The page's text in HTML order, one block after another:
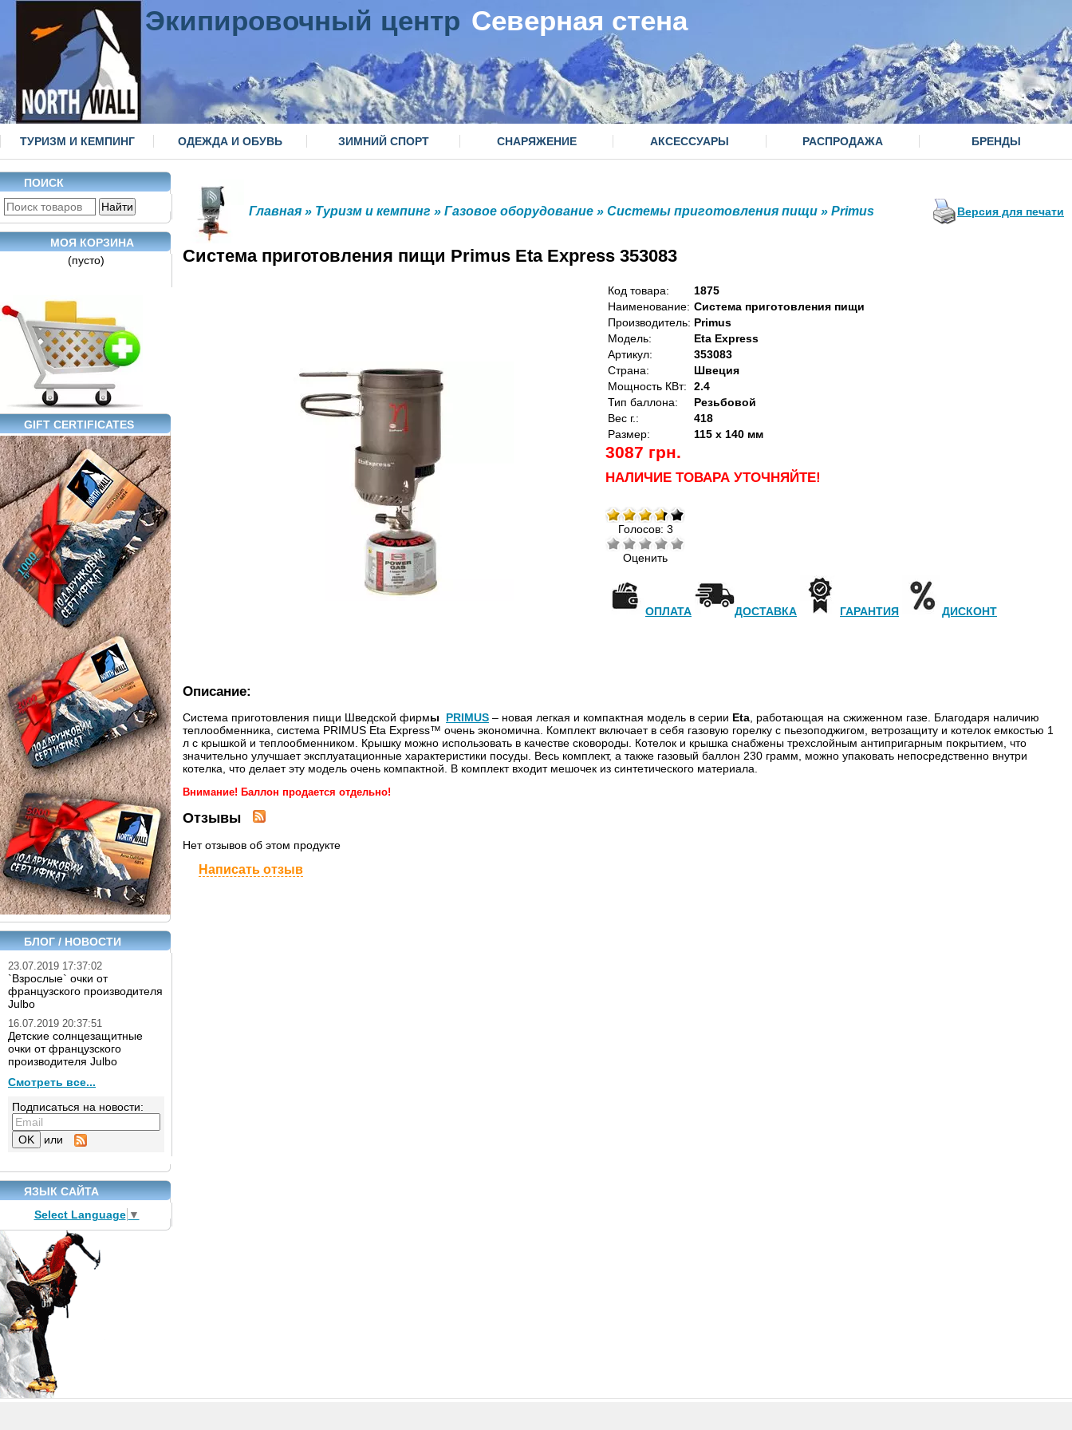
Экипировочный центр Северная стена
ТУРИЗМ И КЕМПИНГ ОДЕЖДА И ОБУВЬ ЗИМНИЙ СПОРТ СНАРЯЖЕНИЕ АКСЕССУАРЫ РАСПРОДАЖА БРЕНДЫ
ПОИСК
МОЯ КОРЗИНА
(пусто)
GIFT CERTIFICATES
БЛОГ / НОВОСТИ
23.07.2019 17:37:02
`Взрослые` очки от
французского производителя
Julbo
16.07.2019 20:37:51
Детские солнцезащитные
очки от французского
производителя Julbo
Смотреть все...
Подписаться на новости:
или
ЯЗЫК САЙТА
Select Language ▼
Главная » Туризм и кемпинг » Газовое оборудование » Системы приготовления пищи » Primus Версия для печати
Система приготовления пищи Primus Eta Express 353083
Код товара:
1875
Наименование: Система приготовления пищи
Производитель: Primus
Модель:
Eta Express
Артикул:
353083
Страна:
Швеция
Мощность КВт:
2.4
Тип баллона:
Резьбовой
Вес г.:
418
Размер:
115 x 140 мм
3087 грн.
НАЛИЧИЕ ТОВАРА УТОЧНЯЙТЕ!
Голосов: 3
Оценить
ОПЛАТА ДОСТАВКА ГАРАНТИЯ ДИСКОНТ
Описание:
Система приготовления пищи Шведской фирмы PRIMUS – новая легкая и компактная модель в серии Eta , работающая на сжиженном газе. Благодаря наличию
теплообменника, система PRIMUS Eta Express™ очень экономична. Комплект включает в себя газовую горелку с пьезоподжигом, ветрозащиту и котелок емкостью 1
л с крышкой и теплообменником. Крышку можно использовать в качестве сковороды. Котелок и крышка снабжены трехслойным антипригарным покрытием, что
значительно улучшает эксплуатационные характеристики посуды. Весь комплект, а также газовый баллон 230 грамм, можно упаковать непосредственно внутри
котелка, что делает эту модель очень компактной. В комплект входит мешочек из синтетического материала.
Внимание! Баллон продается отдельно!
Отзывы
Нет отзывов об этом продукте
Написать отзыв